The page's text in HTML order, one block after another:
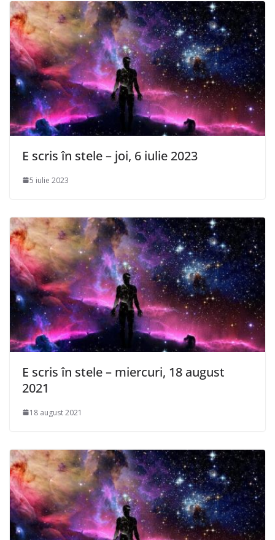
E scris în stele – joi, 6 iulie 2023
5 iulie 2023
E scris în stele – miercuri, 18 august
2021
18 august 2021